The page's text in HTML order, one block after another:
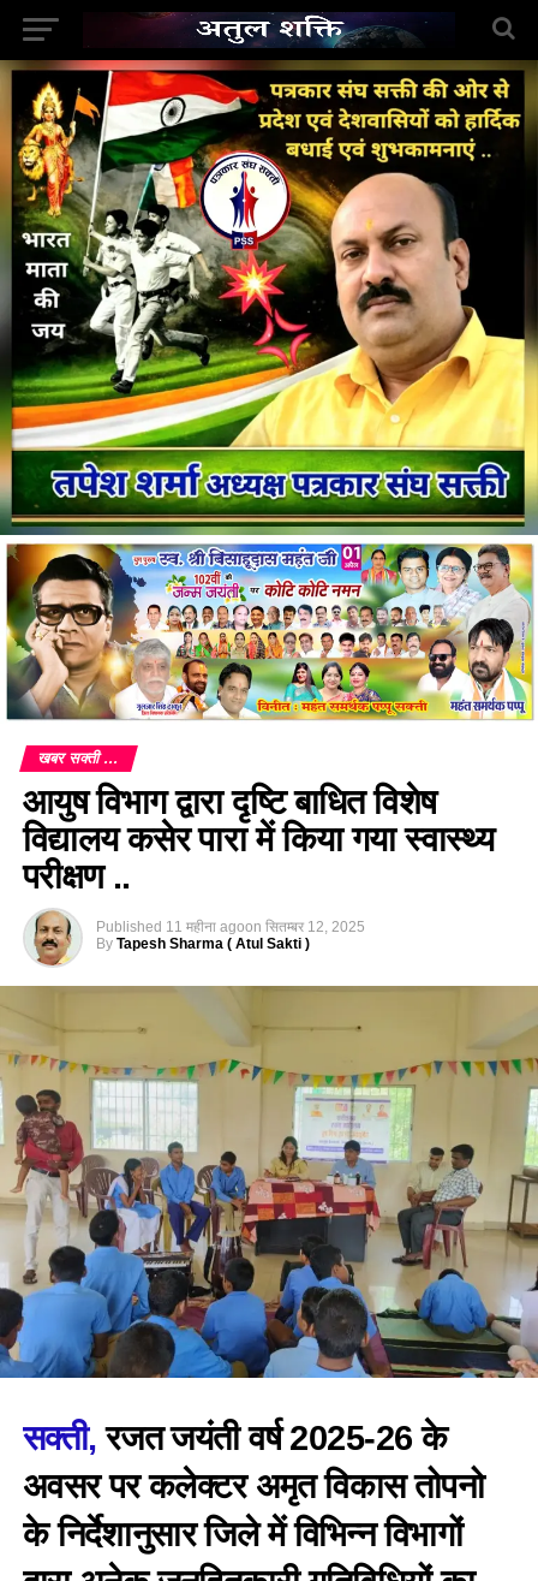
खबर सक्ती ...
आयुष विभाग द्वारा दृष्टि बाधित विशेष
विद्यालय कसेर पारा में किया गया स्वास्थ्य
परीक्षण ..
Published 11 महीना agoon सितम्बर 12, 2025
By Tapesh Sharma ( Atul Sakti )
सक्ती,रजत जयंती वर्ष 2025-26 के
अवसर पर कलेक्टर अमृत विकास तोपनो
के निर्देशानुसार जिले में विभिन्न विभागों